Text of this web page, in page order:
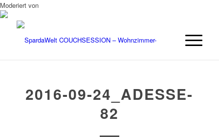
Moderiert von
2016-09-24_ADESSE-
82